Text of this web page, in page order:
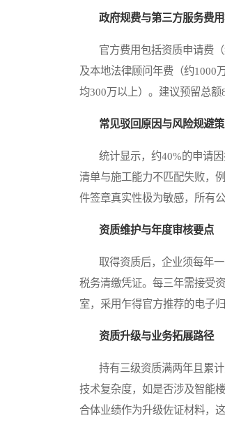
政府规费与第三方服务费
官方费用包括资质申请费（
及本地法律顾问年费（约1000
均300万以上）。建议预留总额
常见驳回原因与风险规避
统计显示，约40%的申请因
清单与施工能力不匹配失败，
件签章真实性极为敏感，所有
资质维护与年度审核要点
取得资质后，企业须每年一
税务清缴凭证。每三年需接受
室，采用乍得官方推荐的电子
资质升级与业务拓展路径
持有三级资质满两年且累计
技术复杂度，如是否涉及智能
合体业绩作为升级佐证材料，